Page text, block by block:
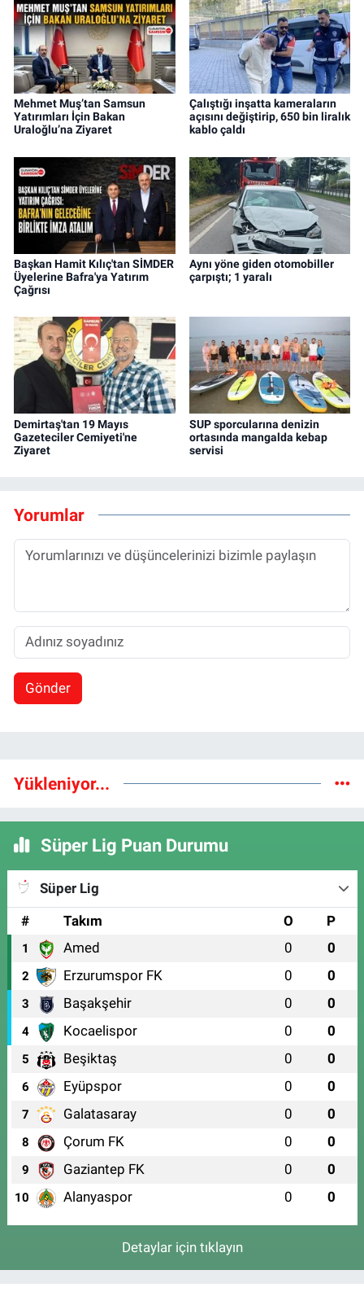
Mehmet Muş’tan Samsun
Yatırımları İçin Bakan
Uraloğlu’na Ziyaret
Çalıştığı inşatta kameraların
açısını değiştirip, 650 bin liralık
kablo çaldı
Başkan Hamit Kılıç'tan SİMDER
Üyelerine Bafra'ya Yatırım
Çağrısı
Aynı yöne giden otomobiller
çarpıştı; 1 yaralı
Demirtaş'tan 19 Mayıs
Gazeteciler Cemiyeti'ne
Ziyaret
SUP sporcularına denizin
ortasında mangalda kebap
servisi
Yorumlar
Gönder
Yükleniyor...
Süper Lig Puan Durumu
Süper Lig
#
Takım O P
1 Amed 0 0
2 Erzurumspor FK 0 0
3 Başakşehir 0 0
4 Kocaelispor 0 0
5 Beşiktaş 0 0
6 Eyüpspor 0 0
7 Galatasaray 0 0
8 Çorum FK 0 0
9 Gaziantep FK 0 0
10 Alanyaspor 0 0
Detaylar için tıklayın